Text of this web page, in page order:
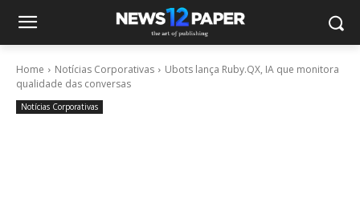
Home Notícias Corporativas
Ubots lança Ruby.QX, IA que monitora
qualidade das conversas
Notícias Corporativas